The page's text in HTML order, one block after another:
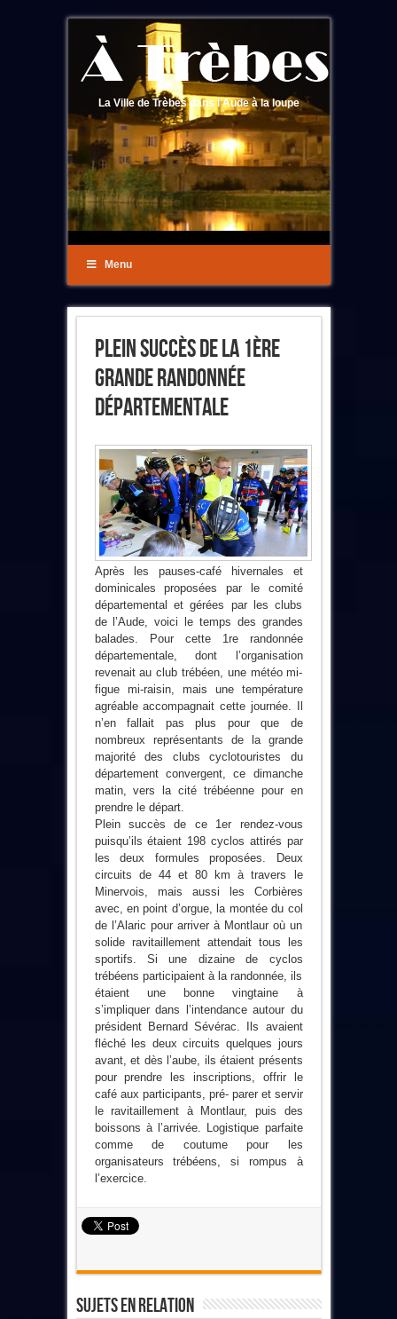
La Ville de Trèbes dans l'Aude à la loupe
Menu
Plein Succès De La 1ère
Grande Randonnée
Départementale
Après les pauses-café hivernales et
dominicales proposées par le comité
départemental et gérées par les clubs
de l’Aude, voici le temps des grandes
balades. Pour cette 1re randonnée
départementale, dont l’organisation
revenait au club trébéen, une météo mi-
figue mi-raisin, mais une température
agréable accompagnait cette journée. Il
n’en fallait pas plus pour que de
nombreux représentants de la grande
majorité des clubs cyclotouristes du
département convergent, ce dimanche
matin, vers la cité trébéenne pour en
prendre le départ.
Plein succès de ce 1er rendez-vous
puisqu’ils étaient 198 cyclos attirés par
les deux formules proposées. Deux
circuits de 44 et 80 km à travers le
Minervois, mais aussi les Corbières
avec, en point d’orgue, la montée du col
de l’Alaric pour arriver à Montlaur où un
solide ravitaillement attendait tous les
sportifs. Si une dizaine de cyclos
trébéens participaient à la randonnée, ils
étaient une bonne vingtaine à
s’impliquer dans l’intendance autour du
président Bernard Sévérac. Ils avaient
fléché les deux circuits quelques jours
avant, et dès l’aube, ils étaient présents
pour prendre les inscriptions, offrir le
café aux participants, pré- parer et servir
le ravitaillement à Montlaur, puis des
boissons à l’arrivée. Logistique parfaite
comme de coutume pour les
organisateurs trébéens, si rompus à
l’exercice.
Sujets En Relation